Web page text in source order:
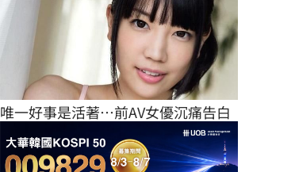
唯一好事是活著…前AV女優沉痛告白